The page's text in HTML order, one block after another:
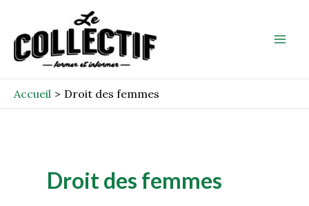
contenu
Accueil Droit des femmes
Droit des femmes